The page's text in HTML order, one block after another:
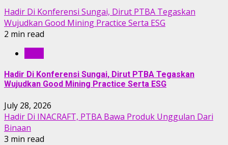
Hadir Di Konferensi Sungai, Dirut PTBA Tegaskan
Wujudkan Good Mining Practice Serta ESG
2 min read
Hadir Di Konferensi Sungai, Dirut PTBA Tegaskan
Wujudkan Good Mining Practice Serta ESG
July 28, 2026
Hadir Di INACRAFT, PTBA Bawa Produk Unggulan Dari
Binaan
3 min read